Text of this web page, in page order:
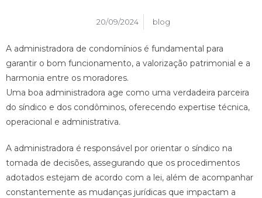
20/09/2024 blog
A administradora de condomínios é fundamental para
garantir o bom funcionamento, a valorização patrimonial e a
harmonia entre os moradores.
Uma boa administradora age como uma verdadeira parceira
do síndico e dos condôminos, oferecendo expertise técnica,
operacional e administrativa.
A administradora é responsável por orientar o síndico na
tomada de decisões, assegurando que os procedimentos
adotados estejam de acordo com a lei, além de acompanhar
constantemente as mudanças jurídicas que impactam a